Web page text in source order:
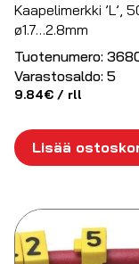
Kaapelimerkki ’L’,
ø1.7…2.8mm
Tuotenumero:
Varastosaldo: 5
9.84€ / rll
Lisää